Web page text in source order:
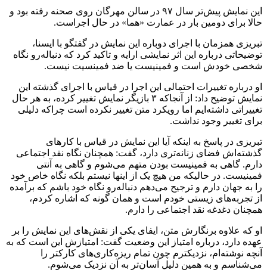
این نمایش پیش‌تر سال ۹۷ در سالن مهرگان روی صحنه رفته بود و
حالا برای دومین بار در عمارت «هما» در حال اجراست.
تبریزی همزمان با اجرای دوباره این نمایش در گفتگو با ایسنا،
توضیحاتی درباره این اثر نمایشی ارایه و تاکید کرد که دنباله‌رو نگاه
شخصی خودش است و فمینیست یا ضد فمینسیت نیست.
او درباره تغییرات احتمالی این اجرا در قیاس با اجرای گذشته این
نمایش توضیح داد: از آنجاکه ۳ بازیگر نمایش تغییر کرده، به هر حال
تغییراتی داشته‌ایم اما رویکرد متن تغییر نکرده است چراکه دلیلی
برای تغییر وجود نداشت.
تبریزی در پاسخ به اینکه آیا این نمایش در قیاس با کارهای
گذشته‌اش فضای زنانه‌تری دارد، گفت: همچنان نگاه نقد اجتماعی
دارم. گاهی به فمینیست بودن متهم می‌شوم و گاهی به آنتی
فمینیست. در حالیکه من هیچ یک از اینها نیستم بلکه نگاه خاص خود
را به جهان دارم و ترجیح می‌دهم دنباله‌رو نگاه خود باشم که برآمده
از تجربه‌های زیستی خودم است و همان گونه که اشاره کردم،
همچنان دغدغه نقد اجتماعی را دارم.
او که علاوه برنگارش متن، ایفای یکی از نقش‌های این نمایش را بر
عهده دارد، درباره امتیاز این وضعیت گفت: امتیازش این است که به
آنچه نوشته‌ام، نزدیکترم چون تمام ریزه‌کاری‌های کارکتر را
می‌شناسم و به همین دلیل آسان‌تر به آن نزدیک می‌شوم.